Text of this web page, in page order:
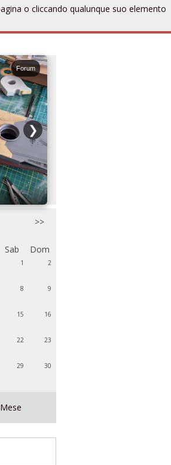
Forum
❯
>>
Sab Dom
1 2
8 9
15 16
22 23
29 30
Mese
o cliccando qualunque suo elemento